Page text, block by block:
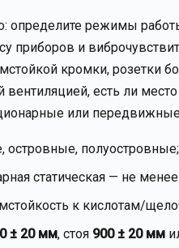
режимы
приборов и
кромки, розетки
вентиляцией, есть ли
или
островные,
статическая — не менее
к кислотам/
± 20 мм, стоя 900 ± 20 мм